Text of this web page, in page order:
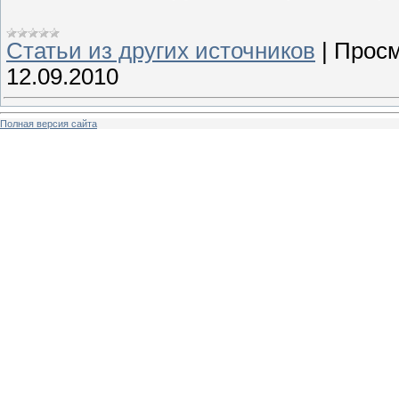
Статьи из других источников |
12.09.2010
Полная версия сайта